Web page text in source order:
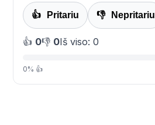
👍 Pritariu 👎 Nepritariu
👍 0👎 0Iš viso: 0
0% 👍